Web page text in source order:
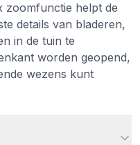
zoomfunctie helpt de
details van bladeren,
in de tuin te
worden geopend,
wezens kunt